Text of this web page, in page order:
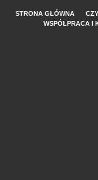
STRONA GŁÓWNA
WSPÓŁPRACA I